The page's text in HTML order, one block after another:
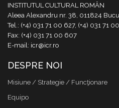
INSTITUTUL CULTURAL ROMÂN
Aleea Alexandru nr. 38, 011824
Tel.: (+4) 031 71 00 627, (+4) 031 71
Fax: (+4) 031 71 00 607
E-mail: icr@icr.ro
DESPRE NOI
Misiune / Strategie / Funcţionare
Equipo